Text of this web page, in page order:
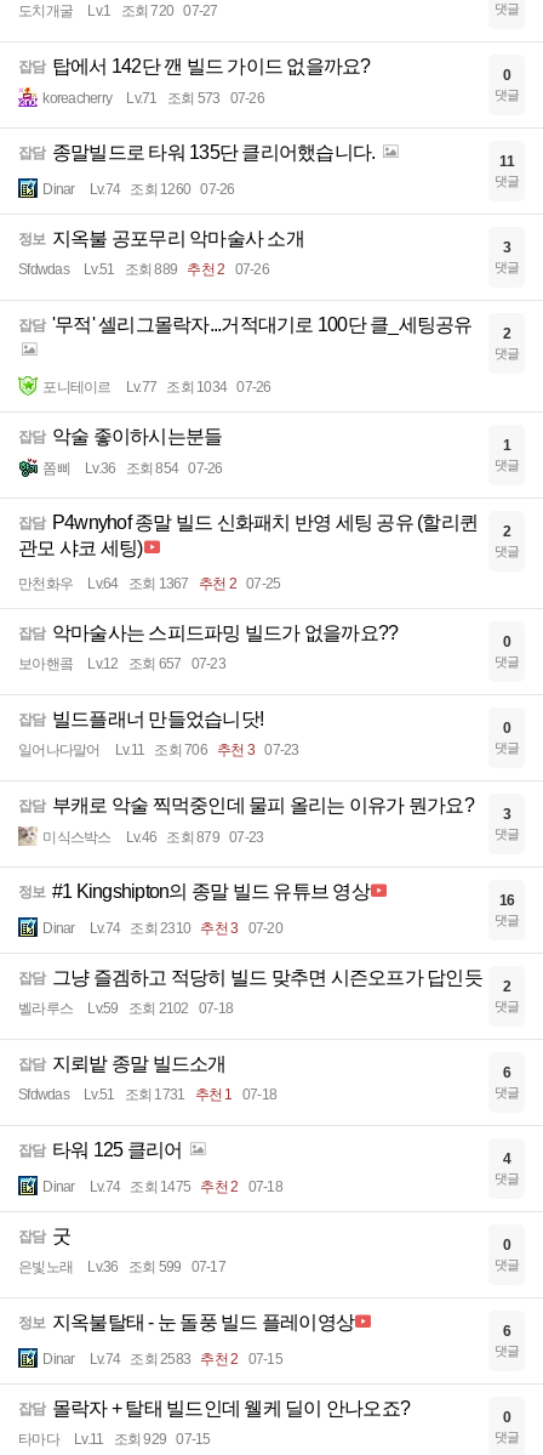
도치개굴 Lv.1 조회 720 07-27 댓글
잡담 탑에서 142단 깬 빌드 가이드 없을까요?
koreacherry Lv.71 조회 573 07-26
0
댓글
잡담 종말빌드로 타워 135단 클리어했습니다.
Dinar Lv.74 조회 1260 07-26
11
댓글
정보 지옥불 공포무리 악마술사 소개
Sfdwdas Lv.51 조회 889 추천 2 07-26
3
댓글
잡담 '무적' 셀리그몰락자...거적대기로 100단 클_세팅공유
포니테이르 Lv.77 조회 1034 07-26
2
댓글
잡담 악술 좋이하시는분들
쫌삐 Lv.36 조회 854 07-26
1
댓글
잡담 P4wnyhof 종말 빌드 신화패치 반영 세팅 공유 (할리퀸
관모 샤코 세팅)
만천화우 Lv.64 조회 1367 추천 2 07-25
2
댓글
잡담 악마술사는 스피드파밍 빌드가 없을까요??
보아핸콬 Lv.12 조회 657 07-23
0
댓글
잡담 빌드플래너 만들었습니닷!
일어나다말어 Lv.11 조회 706 추천 3 07-23
0
댓글
잡담 부캐로 악술 찍먹중인데 물피 올리는 이유가 뭔가요?
미식스박스 Lv.46 조회 879 07-23
3
댓글
정보 #1 Kingshipton의 종말 빌드 유튜브 영상
Dinar Lv.74 조회 2310 추천 3 07-20
16
댓글
잡담 그냥 즐겜하고 적당히 빌드 맞추면 시즌오프가 답인듯
벨라루스 Lv.59 조회 2102 07-18
2
댓글
잡담 지뢰밭 종말 빌드소개
Sfdwdas Lv.51 조회 1731 추천 1 07-18
6
댓글
잡담 타워 125 클리어
Dinar Lv.74 조회 1475 추천 2 07-18
4
댓글
잡담 굿
은빛노래 Lv.36 조회 599 07-17
0
댓글
정보 지옥불탈태 - 눈 돌풍 빌드 플레이영상
Dinar Lv.74 조회 2583 추천 2 07-15
6
댓글
잡담 몰락자 + 탈태 빌드인데 웰케 딜이 안나오죠?
타마다 Lv.11 조회 929 07-15
0
댓글